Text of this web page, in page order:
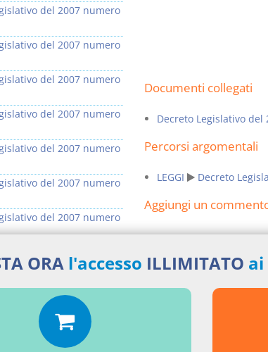
Documenti collegati
Decreto Legislativo del
Percorsi argomentali
LEGGI Decreto
Aggiungi un
del 2007 numero
del 2007 numero
del 2007 numero
del 2007 numero
del 2007 numero
del 2007 numero
del 2007 numero
del 2007 numero
completo
ORA l'accesso ILLIMITATO